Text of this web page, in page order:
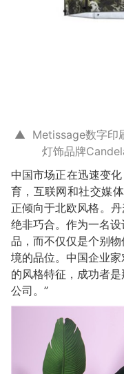
▲ Metissage数字印
灯饰品牌
中国市场正在迅速变
育，互联网和社交媒
正倾向于北欧风格。
绝非巧合。作为一名
品，而不仅仅是个别
境的品位。中国企业
的风格特征，成功者
公司。”